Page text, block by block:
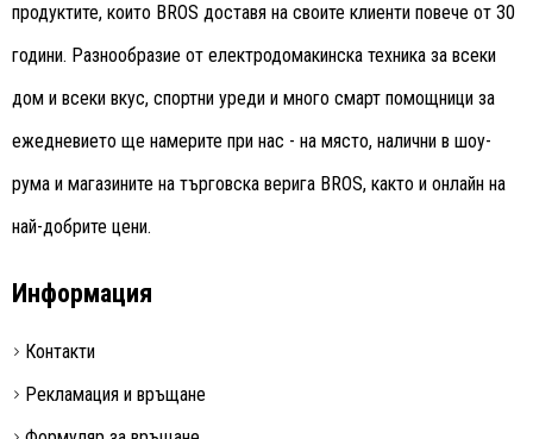
продуктите, които BROS доставя на своите клиенти повече от 30
години. Разнообразие от електродомакинска техника за всеки
дом и всеки вкус, спортни уреди и много смарт помощници за
ежедневието ще намерите при нас - на място, налични в шоу-
рума и магазините на търговска верига BROS, както и онлайн на
най-добрите цени.
Информация
Контакти
Рекламация и връщане